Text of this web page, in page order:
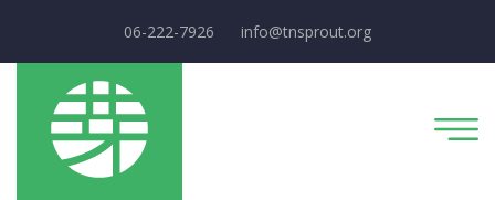
06-222-7926 info@tnsprout.org